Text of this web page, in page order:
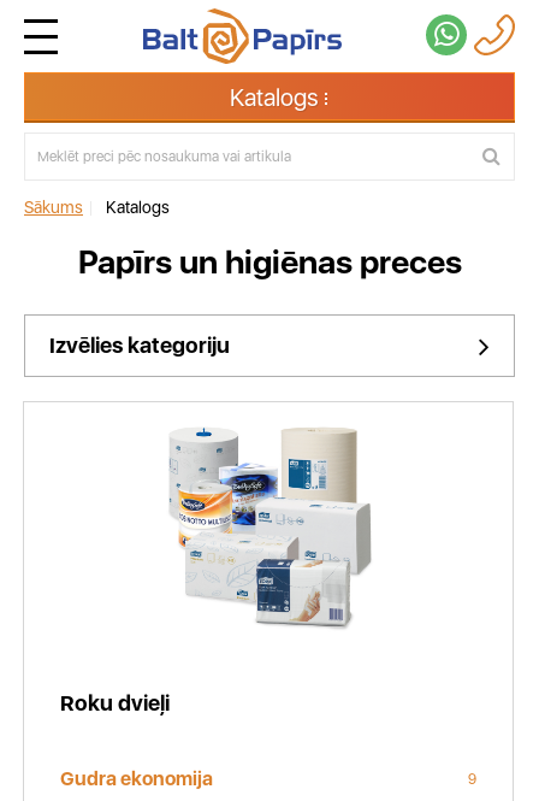
Katalogs
Sākums Katalogs
Papīrs un higiēnas preces
Izvēlies kategoriju
Roku dvieļi
Gudra ekonomija 9